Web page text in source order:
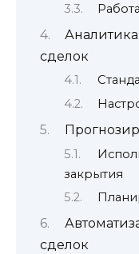
сделок
закрытия
сделок